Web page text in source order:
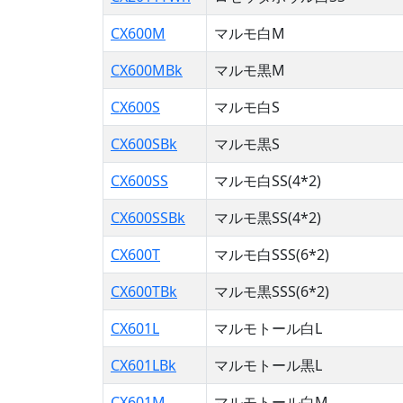
CX600M
マルモ白M
CX600MBk
マルモ黒M
CX600S
マルモ白S
CX600SBk
マルモ黒S
CX600SS
マルモ白SS(4*2)
CX600SSBk
マルモ黒SS(4*2)
CX600T
マルモ白SSS(6*2)
CX600TBk
マルモ黒SSS(6*2)
CX601L
マルモトール白L
CX601LBk
マルモトール黒L